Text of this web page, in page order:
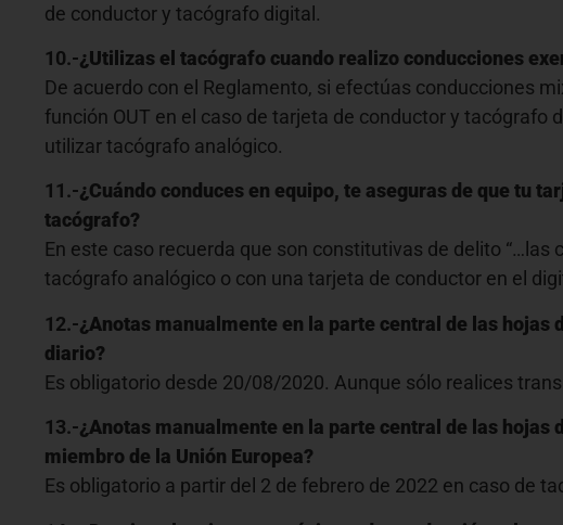
de conductor y tacógrafo digital.
10.-¿Utilizas el tacógrafo cuando realizo conducciones
De acuerdo con el Reglamento, si efectúas conducciones
función OUT en el caso de tarjeta de conductor y
utilizar tacógrafo analógico.
11.-¿Cuándo conduces en equipo, te aseguras de que tu
tacógrafo?
En este caso recuerda que son constitutivas de delito
tacógrafo analógico o con una tarjeta de conductor en el
12.-¿Anotas manualmente en la parte central de las
diario?
Es obligatorio desde 20/08/2020. Aunque sólo realices
13.-¿Anotas manualmente en la parte central de las
miembro de la Unión Europea?
Es obligatorio a partir del 2 de febrero de 2022 en caso de